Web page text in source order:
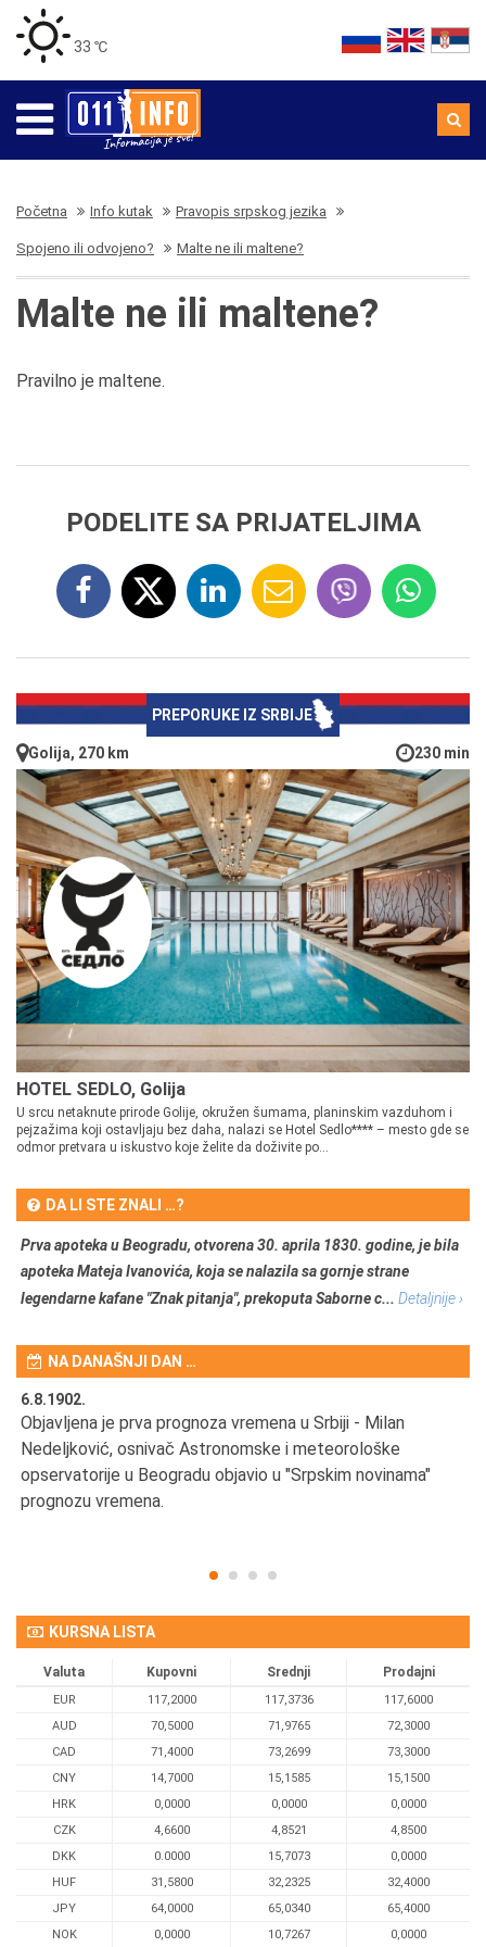
33 ℃
Početna Info kutak Pravopis srpskog jezika
Spojeno ili odvojeno? Malte ne ili maltene?
Malte ne ili maltene?
Pravilno je maltene.
PODELITE SA PRIJATELJIMA
PREPORUKE IZ SRBIJE
Golija, 270 km 230 min
HOTEL SEDLO, Golija
U srcu netaknute prirode Golije, okružen šumama, planinskim vazduhom i
pejzažima koji ostavljaju bez daha, nalazi se Hotel Sedlo**** – mesto gde se
odmor pretvara u iskustvo koje želite da doživite po...
DA LI STE ZNALI …?
Prva apoteka u Beogradu, otvorena 30. aprila 1830. godine, je bila
apoteka Mateja Ivanovića, koja se nalazila sa gornje strane
legendarne kafane "Znak pitanja", prekoputa Saborne c... Detaljnije ›
NA DANAŠNJI DAN …
6.8.1902.
Objavljena je prva prognoza vremena u Srbiji - Milan
Nedeljković, osnivač Astronomske i meteorološke
opservatorije u Beogradu objavio u "Srpskim novinama"
prognozu vremena.
KURSNA LISTA
Valuta Kupovni Srednji Prodajni
EUR 117,2000 117,3736
117,6000
AUD
70,5000 71,9765
72,3000
CAD
71,4000 73,2699
73,3000
CNY
14,7000 15,1585
15,1500
HRK
0,0000 0,0000
0,0000
CZK
4,6600 4,8521
4,8500
DKK
0.0000 15,7073
0,0000
HUF
31,5800 32,2325
32,4000
JPY
64,0000 65,0340
65,4000
NOK
0,0000 10,7267 0,0000